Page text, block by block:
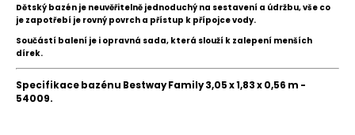
Dětský bazén je neuvěřitelně jednoduchý na sestavení a údržbu, vše co
je zapotřebí je rovný povrch a přístup k přípojce vody.
Součástí balení je i opravná sada, která slouží k zalepení menších
dírek.
Specifikace bazénu Bestway Family 3,05 x 1,83 x 0,56 m -
54009.